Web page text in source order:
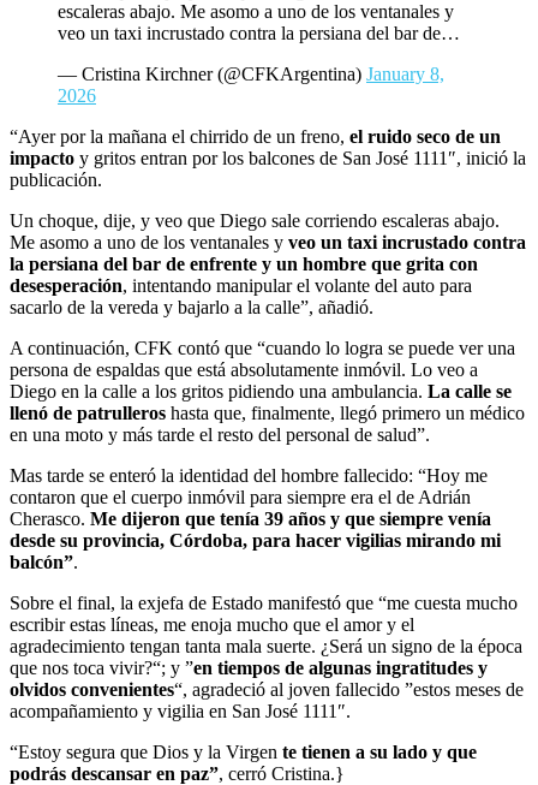
escaleras abajo. Me asomo a uno de los ventanales y
veo un taxi incrustado contra la persiana del bar de…
— Cristina Kirchner (@CFKArgentina) January 8,
2026
“Ayer por la mañana el chirrido de un freno, el ruido seco de un
impacto y gritos entran por los balcones de San José 1111″, inició la
publicación.
Un choque, dije, y veo que Diego sale corriendo escaleras abajo.
Me asomo a uno de los ventanales y veo un taxi incrustado contra
la persiana del bar de enfrente y un hombre que grita con
desesperación, intentando manipular el volante del auto para
sacarlo de la vereda y bajarlo a la calle”, añadió.
A continuación, CFK contó que “cuando lo logra se puede ver una
persona de espaldas que está absolutamente inmóvil. Lo veo a
Diego en la calle a los gritos pidiendo una ambulancia. La calle se
llenó de patrulleros hasta que, finalmente, llegó primero un médico
en una moto y más tarde el resto del personal de salud”.
Mas tarde se enteró la identidad del hombre fallecido: “Hoy me
contaron que el cuerpo inmóvil para siempre era el de Adrián
Cherasco. Me dijeron que tenía 39 años y que siempre venía
desde su provincia, Córdoba, para hacer vigilias mirando mi
balcón”.
Sobre el final, la exjefa de Estado manifestó que “me cuesta mucho
escribir estas líneas, me enoja mucho que el amor y el
agradecimiento tengan tanta mala suerte. ¿Será un signo de la época
que nos toca vivir?“; y ”en tiempos de algunas ingratitudes y
olvidos convenientes“, agradeció al joven fallecido ”estos meses de
acompañamiento y vigilia en San José 1111″.
“Estoy segura que Dios y la Virgen te tienen a su lado y que
podrás descansar en paz”, cerró Cristina.}